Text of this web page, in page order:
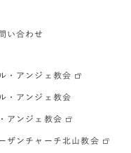
い合わせ
・アンジェ教会
・アンジェ教会
アンジェ教会
ザンチャーチ北山教会